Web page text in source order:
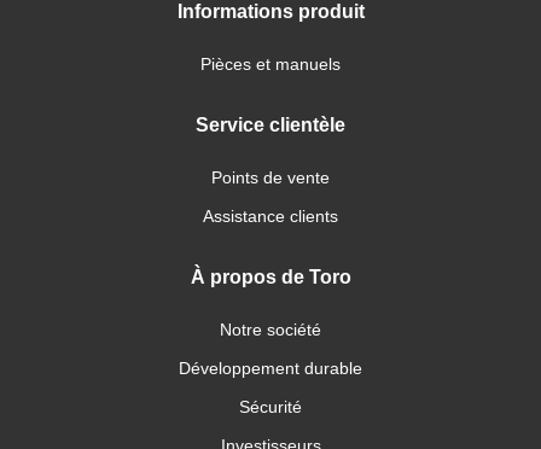
Informations produit
Pièces et manuels
Service clientèle
Points de vente
Assistance clients
À propos de Toro
Notre société
Développement durable
Sécurité